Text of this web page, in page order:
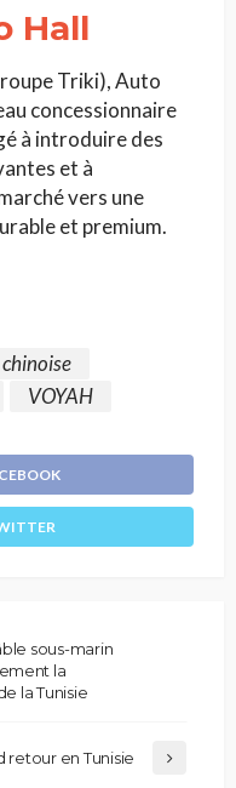
Hall
Triki), Auto
concessionnaire
à introduire des
et à
vers une
et premium.
VOYAH
sous-marin
la
la Tunisie
retour en Tunisie